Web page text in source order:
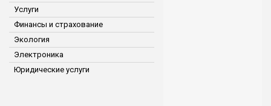
Услуги
Финансы и страхование
Экология
Электроника
Юридические услуги